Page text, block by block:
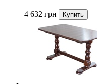
4 632 грн